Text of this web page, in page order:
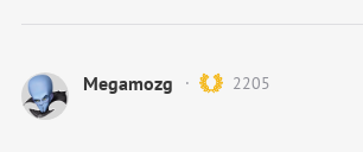
Megamozg 2205